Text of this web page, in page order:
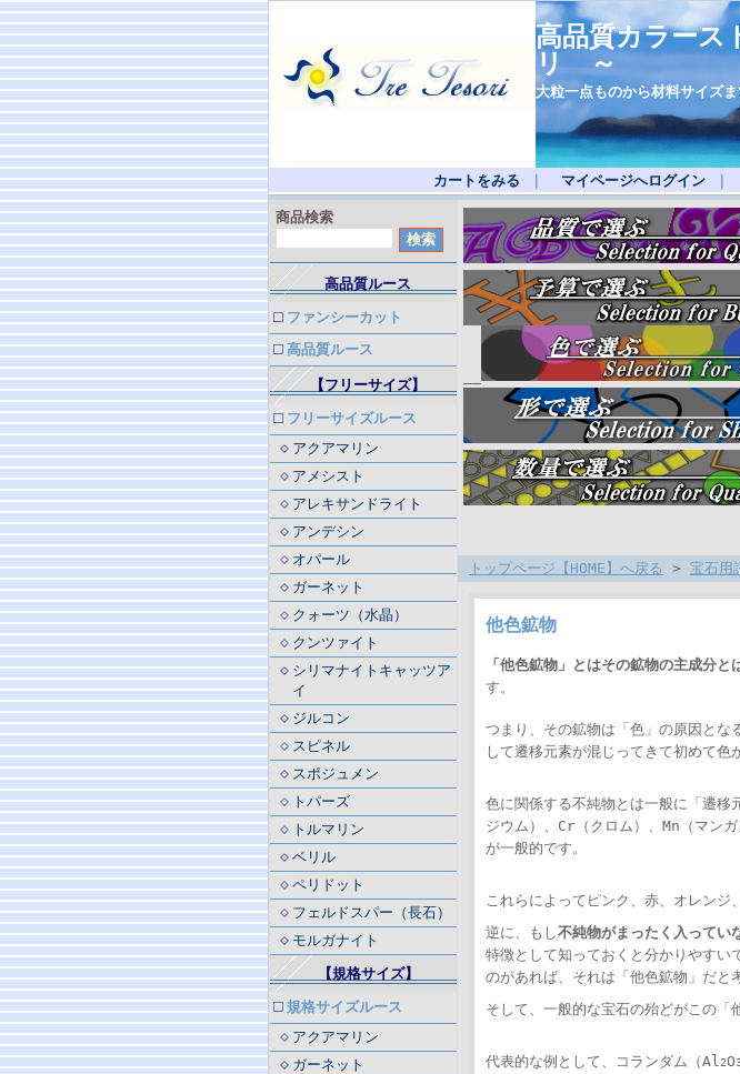
高品質カラー
リ ～
大粒一点ものから材料サイズ
カートをみる マイページへログイン
商品検索
高品質ルース
ファンシーカット
高品質ルース
【フリーサイズ】
フリーサイズルース
アクアマリン
アメシスト
アレキサンドライト
アンデシン
オパール
ガーネット
クォーツ（水晶）
クンツァイト
シリマナイトキャッツア
イ
ジルコン
スピネル
スポジュメン
トパーズ
トルマリン
ベリル
ペリドット
フェルドスパー（長石）
モルガナイト
【規格サイズ】
規格サイズルース
アクアマリン
ガーネット
トップページ【HOME】へ戻る > 宝石用
他色鉱物
「他色鉱物」とはその鉱物の主成分
す。
つまり、その鉱物は「色」の原因とな
して遷移元素が混じってきて初めて色
色に関係する不純物とは一般に「遷
ジウム）、Cr（クロム）、Mn（マン
が一般的です。
これらによってピンク、赤、オレンジ
逆に、もし不純物がまったく入ってい
特徴として知っておくと分かりやすい
のがあれば、それは「他色鉱物」だと
そして、一般的な宝石の殆どがこの「
代表的な例として、コランダム（Al2O